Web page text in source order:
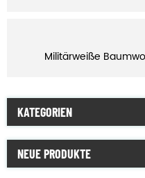
Militärweiße
KATEGORIEN
NEUE PRODUKTE